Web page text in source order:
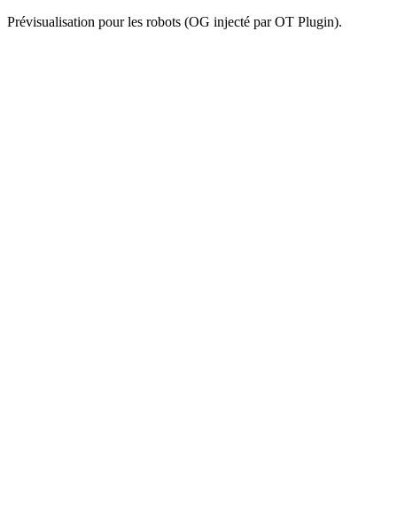
Prévisualisation pour les robots (OG injecté par OT Plugin).